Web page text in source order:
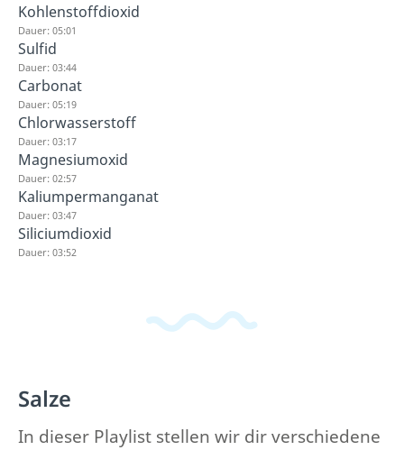
Kohlenstoffdioxid
Dauer: 05:01
Sulfid
Dauer: 03:44
Carbonat
Dauer: 05:19
Chlorwasserstoff
Dauer: 03:17
Magnesiumoxid
Dauer: 02:57
Kaliumpermanganat
Dauer: 03:47
Siliciumdioxid
Dauer: 03:52
Salze
In dieser Playlist stellen wir dir verschiedene